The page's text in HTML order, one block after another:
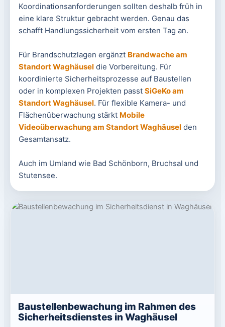
Koordinationsanforderungen sollten deshalb früh in
eine klare Struktur gebracht werden. Genau das
schafft Handlungssicherheit vom ersten Tag an.
Für Brandschutzlagen ergänzt Brandwache am
Standort Waghäuseldie Vorbereitung. Für
koordinierte Sicherheitsprozesse auf Baustellen
oder in komplexen Projekten passt SiGeKo am
Standort Waghäusel. Für flexible Kamera- und
Flächenüberwachung stärkt Mobile
Videoüberwachung am Standort Waghäuselden
Gesamtansatz.
Auch im Umland wie Bad Schönborn, Bruchsal und
Stutensee.
Baustellenbewachung im Rahmen des
Sicherheitsdienstes in Waghäusel